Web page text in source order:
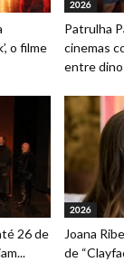
o filme
2026
Patrulha
cinemas
entre
26 de
2026
Joana
de